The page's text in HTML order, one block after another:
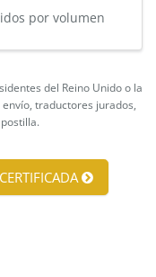
por volumen
del Reino Unido o la
traductores jurados,